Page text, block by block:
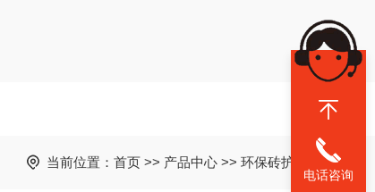
当前位置： 首页 >> 产品中心 >> 环保砖护坡砖
电话咨询